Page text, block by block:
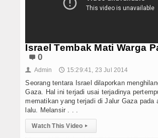
Israel Tembak Mati Warga
0
👤 Admin 🕔 15:29:41, 23 Jul 2014
Seorang tentara Israel dilaporkan
Gaza. Hal ini terjadi usai terjadinya
mematikan yang terjadi di Jalur Gaza pada
lalu. Melansir . . .
Watch This Video ▸